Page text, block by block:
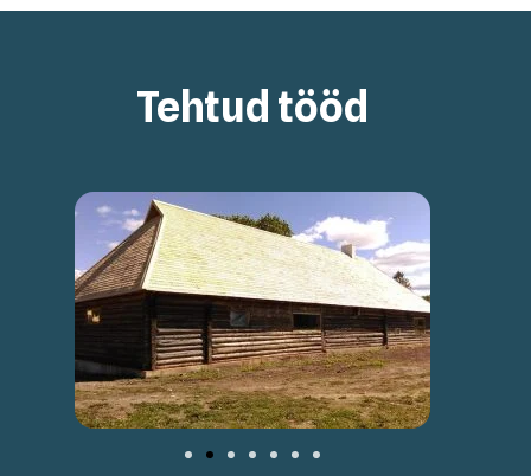
Tehtud tööd